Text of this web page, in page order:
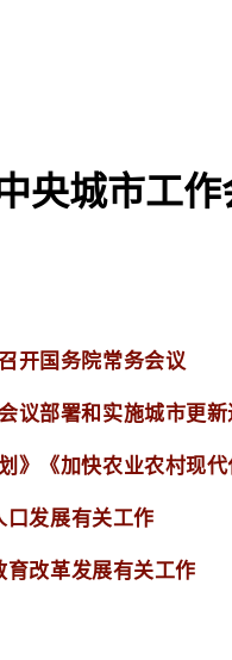
央城市工
开国务院常务会议
议部署和实施城市更
》《加快农业农村现代
口发展有关工作
育改革发展有关工作